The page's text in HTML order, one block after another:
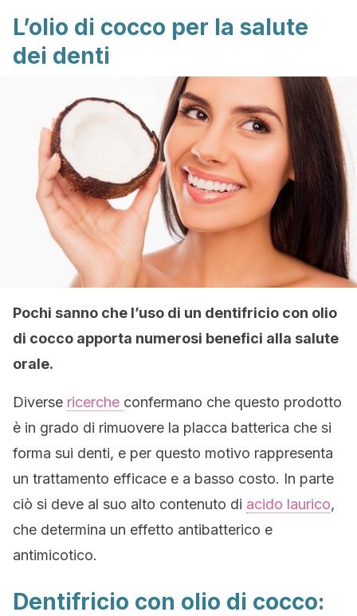
L’olio di cocco per la salute
dei denti
Pochi sanno che l’uso di un dentifricio con olio
di cocco apporta numerosi benefici alla salute
orale.
Diverse ricerche confermano che questo prodotto
è in grado di rimuovere la placca batterica che si
forma sui denti, e per questo motivo rappresenta
un trattamento efficace e a basso costo. In parte
ciò si deve al suo alto contenuto di acido laurico,
che determina un effetto antibatterico e
antimicotico.
Dentifricio con olio di cocco: